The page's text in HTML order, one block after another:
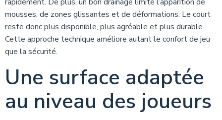
mousses, de zones glissantes et de déformations. Le court
reste donc plus disponible, plus agréable et plus durable.
Cette approche technique améliore autant le confort de jeu
que la sécurité.
Une surface adaptée
au niveau des joueurs